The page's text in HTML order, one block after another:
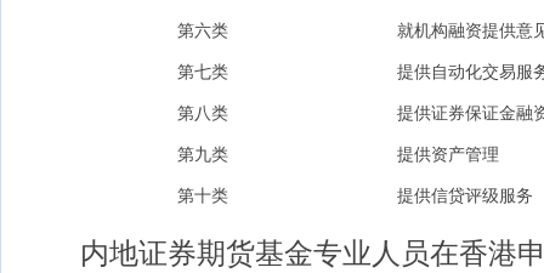
第六类 就机构融资提供意
第七类 提供自动化交易服
第八类 提供证券保证金融
第九类 提供资产管理
第十类 提供信贷评级服务
内地证券期货基金专业人员在香港申